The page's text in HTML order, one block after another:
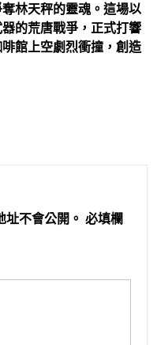
林天秤的靈魂。這場以
的荒唐戰爭，正式打響
館上空劇烈衝撞，創造
不會公開。 必填欄